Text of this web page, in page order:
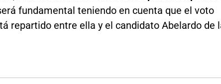
fundamental teniendo en cuenta que el voto
repartido entre ella y el candidato Abelardo de